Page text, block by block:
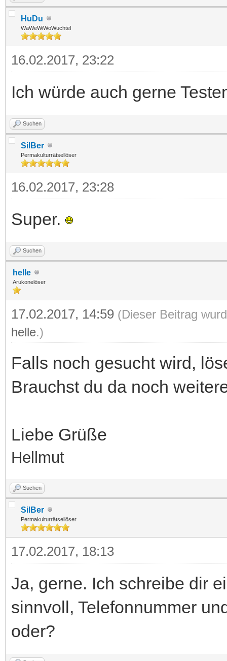
HuDu
WaWeWiWoWuchtel
16.02.2017, 23:22
Ich würde auch gerne
Suchen
SilBer
Permakulturrätsellöser
16.02.2017, 23:28
Super.
Suchen
helle
Arukonelöser
17.02.2017, 14:59 (Dieser Beitrag
helle.)
Falls noch gesucht wird,
Brauchst du da noch
Liebe Grüße
Hellmut
Suchen
SilBer
Permakulturrätsellöser
17.02.2017, 18:13
Ja, gerne. Ich schreibe dir
sinnvoll, Telefonnummer
oder?